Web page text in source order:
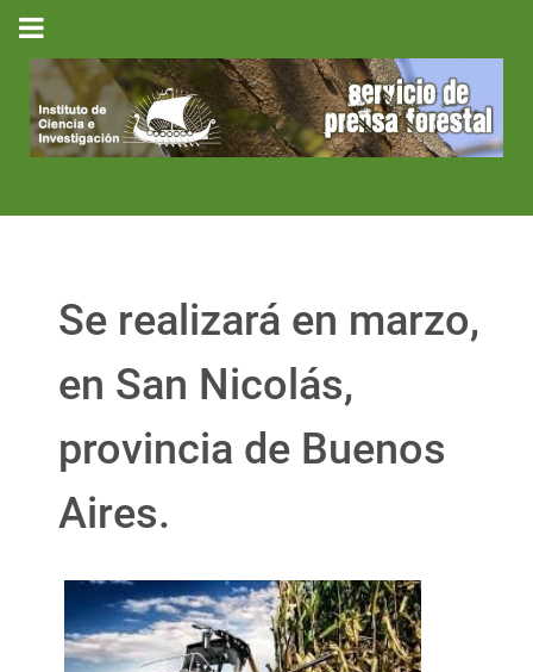
Se realizará en marzo,
en San Nicolás,
provincia de Buenos
Aires.